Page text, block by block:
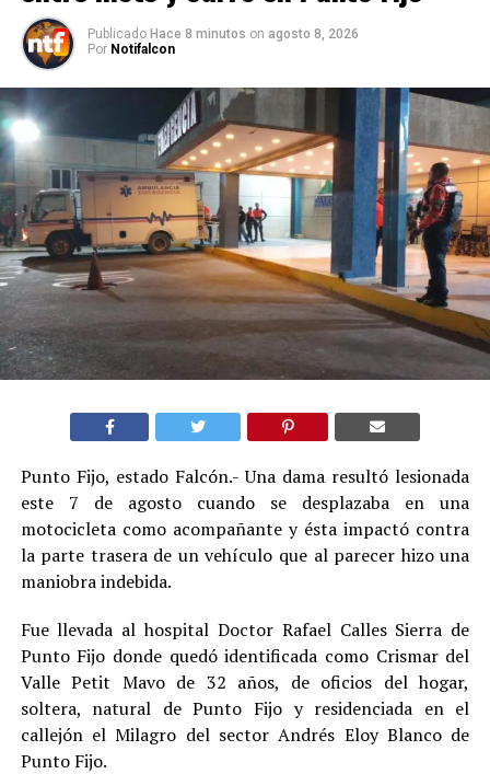
Publicado Hace 8 minutos on agosto 8, 2026
Por Notifalcon
Punto Fijo, estado Falcón.- Una dama resultó lesionada
este 7 de agosto cuando se desplazaba en una
motocicleta como acompañante y ésta impactó contra
la parte trasera de un vehículo que al parecer hizo una
maniobra indebida.
Fue llevada al hospital Doctor Rafael Calles Sierra de
Punto Fijo donde quedó identificada como Crismar del
Valle Petit Mavo de 32 años, de oficios del hogar,
soltera, natural de Punto Fijo y residenciada en el
callejón el Milagro del sector Andrés Eloy Blanco de
Punto Fijo.